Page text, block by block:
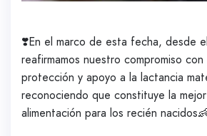
❣️En el marco de esta fecha, desde
reafirmamos nuestro compromiso
protección y apoyo a la lactancia
reconociendo que constituye la
alimentación para los recién